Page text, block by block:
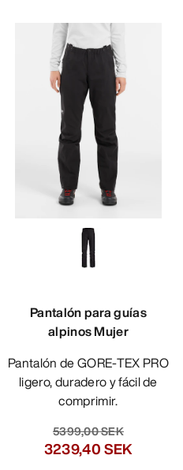
Pantalón para guías
alpinos Mujer
Pantalón de GORE-TEX PRO
ligero, duradero y fácil de
comprimir.
5399,00 SEK
3239,40 SEK